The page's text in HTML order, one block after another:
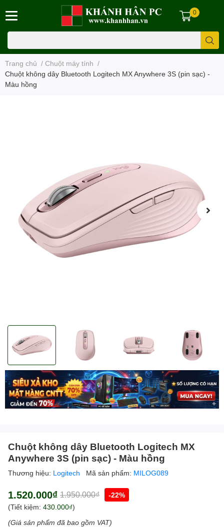
0
Trang chủ / Chuột máy tính /
Chuột không dây Bluetooth Logitech MX Anywhere 3S (pin sạc) -
Màu hồng
Chuột không dây Bluetooth Logitech MX
Anywhere 3S (pin sạc) - Màu hồng
Thương hiệu: Logitech Mã sản phẩm: MILOG089
1.520.000₫ 1.950.000₫
-22%
(Tiết kiệm: 430.000₫)
(Giá sản phẩm đã bao gồm VAT)